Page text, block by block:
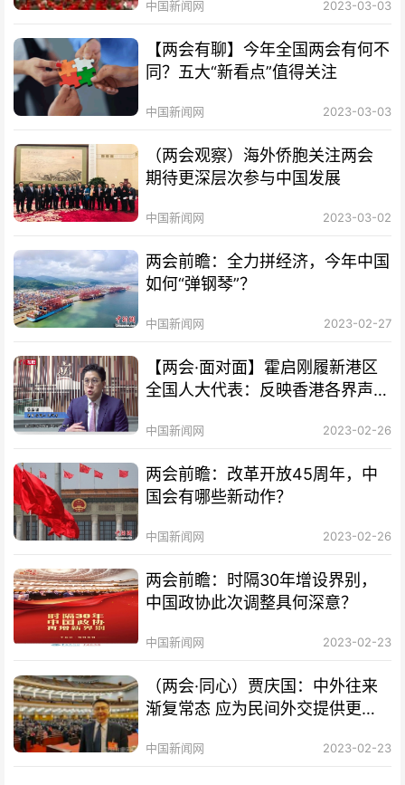
中国新闻网 2023-03-03
【两会有聊】今年全国两会有何不
同？五大“新看点”值得关注
中国新闻网 2023-03-03
（两会观察）海外侨胞关注两会
期待更深层次参与中国发展
中国新闻网 2023-03-02
两会前瞻：全力拼经济，今年中国
如何“弹钢琴”？
中国新闻网 2023-02-27
【两会·面对面】霍启刚履新港区
全国人大代表：反映香港各界声音
中国新闻网 2023-02-26
两会前瞻：改革开放45周年，中
国会有哪些新动作？
中国新闻网 2023-02-26
两会前瞻：时隔30年增设界别，
中国政协此次调整具何深意？
中国新闻网 2023-02-23
（两会·同心）贾庆国：中外往来
渐复常态 应为民间外交提供更多
中国新闻网 2023-02-23